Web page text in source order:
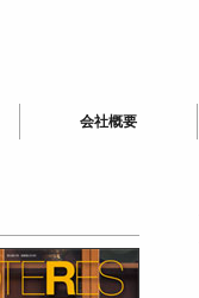
会社概要